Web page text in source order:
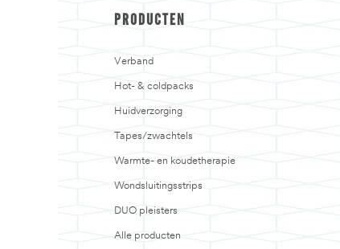
PRODUCTEN
Verband
Hot- & coldpacks
Huidverzorging
Tapes/zwachtels
Warmte- en koudetherapie
Wondsluitingsstrips
DUO pleisters
Alle producten